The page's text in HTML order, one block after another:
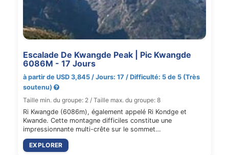
Escalade De Kwangde Peak | Pic Kwangde
6086M - 17 Jours
à partir de USD 3,845 / Jours: 17 / Difficulté: 5 de 5 (Très
soutenu)
Taille min. du groupe: 2 / Taille max. du groupe: 8
Ri Kwangde (6086m), également appelé Ri Kondge et
Kwande. Cette montagne difficiles constitue une
impressionnante multi-crête sur le sommet…
EXPLORER